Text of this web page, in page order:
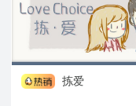
拣爱